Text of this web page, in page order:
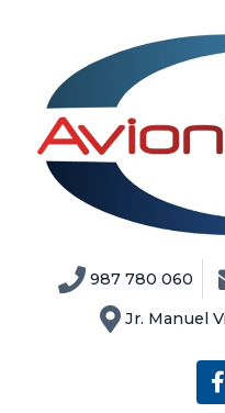
987 780 060
Jr. Manuel